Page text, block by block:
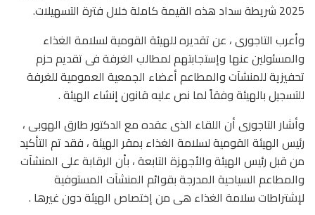
2025 شريطة سداد هذه القيمة كاملة خلال فترة التسهيلات.
وأعرب التاجورى ، عن تقديره للهيئة القومية لسلامة الغذاء
والمسئولين عنها وإستجابتهم لمطالب الغرفة فى تقديم حزم
تحفيزية للمنشآت والمطاعم أعضاء الجمعية العمومية للغرفة
للتسجيل بالهيئة وفقاً لما نص عليه قانون إنشاء الهيئة .
وأشار التاجورى أن اللقاء الذى عقده مع الدكتور طارق الهوبى ،
رئيس الهيئة القومية لسلامة الغذاء بمقر الهيئة ، فقد تم التأكيد
من قبل رئيس الهيئة والأجهزة التابعة ، بأن الرقابة على المنشآت
والمطاعم السياحية المدرجة بقوائم المنشآت المستوفية
لإشتراطات سلامة الغذاء هى من إختصاص الهيئة دون غيرها .